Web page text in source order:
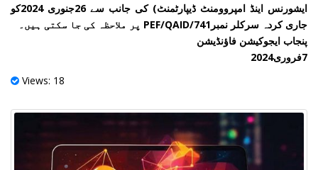
ایشورنس اینڈ امپروومنٹ ڈیپارٹمنٹ) کی جانب سے 26جنوری 2024کو
جاری کردہ سرکلر نمبرPEF/QAID/741 پر ملاحظہ کی جا سکتی ہیں۔
پنجاب ایجوکیشن فاؤنڈیشن
7فروری2024
Views: 18